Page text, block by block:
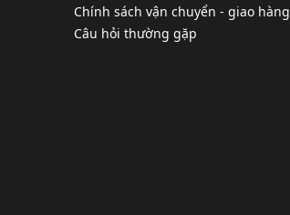
Chính sách vận chuyển - giao hàng
Câu hỏi thường gặp